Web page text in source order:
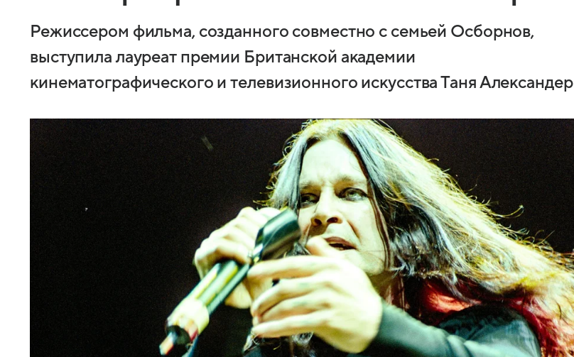
Режиссером фильма, созданного совместно с семьей Осборнов,
выступила лауреат премии Британской академии
кинематографического и телевизионного искусства Таня Александер